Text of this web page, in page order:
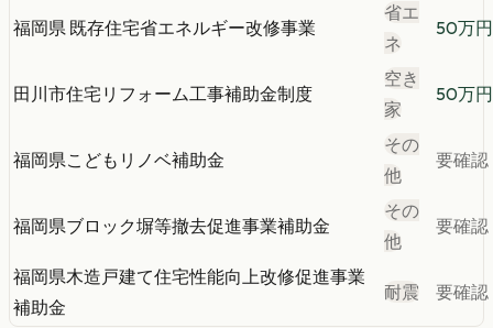
福岡県 既存住宅省エネルギー改修事業
省エ
ネ
50万円
田川市住宅リフォーム工事補助金制度
空き
家
50万円
福岡県こどもリノベ補助金
その
他
要確認
福岡県ブロック塀等撤去促進事業補助金
その
他
要確認
福岡県木造戸建て住宅性能向上改修促進事業
補助金
耐震 要確認